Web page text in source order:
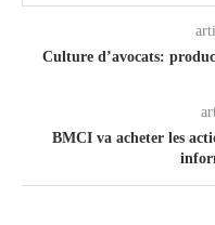
Culture d’avocats:
BMCI va acheter les